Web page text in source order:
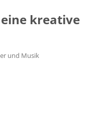
kreative
und Musik